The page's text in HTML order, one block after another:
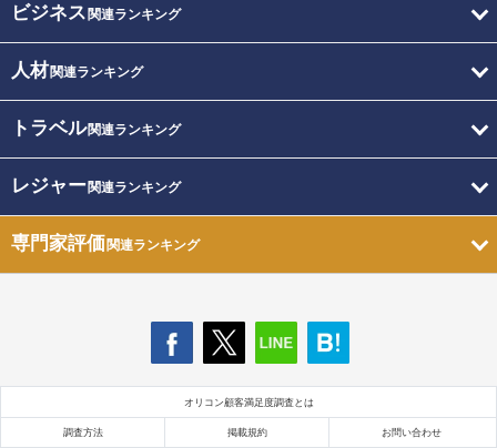
ビジネス 関連ランキング
人材関連ランキング
トラベル関連ランキング
レジャー関連ランキング
専門家評価関連ランキング
オリコン顧客満足度調査とは
調査方法 掲載規約 お問い合わせ